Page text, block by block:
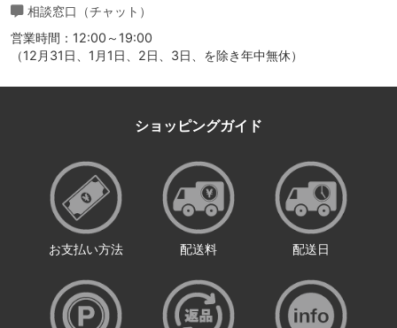
相談窓口（チャット）
営業時間：12:00～19:00
（12月31日、1月1日、2日、3日、を除き年中無休）
ショッピングガイド
お支払い方法 配送料 配送日